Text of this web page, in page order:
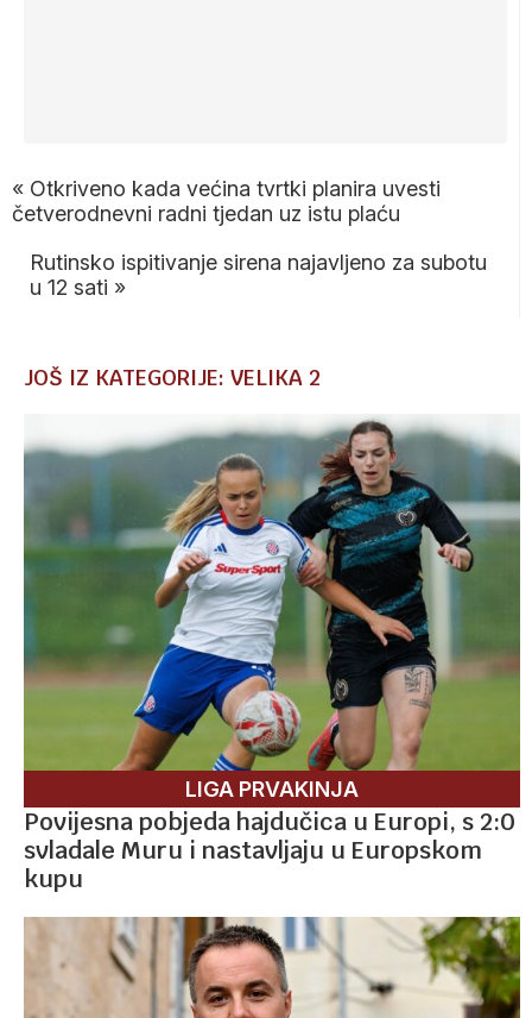
« Otkriveno kada većina tvrtki planira uvesti
četverodnevni radni tjedan uz istu plaću
Rutinsko ispitivanje sirena najavljeno za subotu
u 12 sati »
JOŠ IZ KATEGORIJE: VELIKA 2
LIGA PRVAKINJA
Povijesna pobjeda hajdučica u Europi, s 2:0
svladale Muru i nastavljaju u Europskom
kupu